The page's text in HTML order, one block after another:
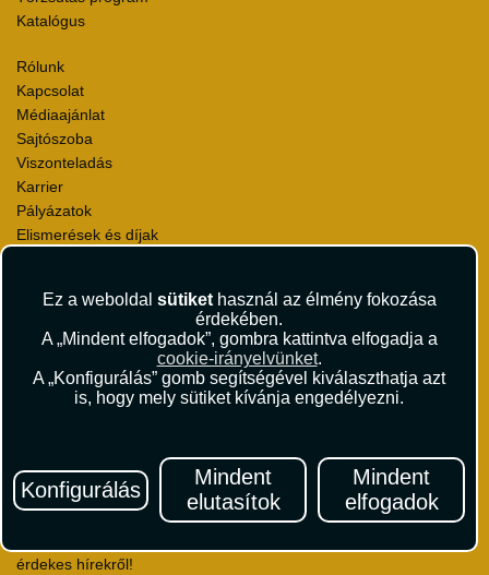
Ez a weboldal sütikethasznál az élmény fokozása
érdekében.
A „Mindent elfogadok”, gombra kattintva elfogadja a
cookie-irányelvünket.
A „Konfigurálás” gomb segítségével kiválaszthatja azt
is, hogy mely sütiket kívánja engedélyezni.
Konfigurálás
Mindent
elutasítok
Mindent
elfogadok
Katalógus
Rólunk
Kapcsolat
Médiaajánlat
Sajtószoba
Viszonteladás
Karrier
Pályázatok
Elismerések és díjak
Utazási Csomag Szerződési Feltételek
Útlemondás-biztosítás Szerződési Feltételek
Utasbiztosítás Szerződési Feltételek
Repülőjegy Szerződési Feltételek
Adatvédelem
Hírlevél
Iratkozzon fel Magyarország egyik legszínesebb utazási
érdekes hírekről!